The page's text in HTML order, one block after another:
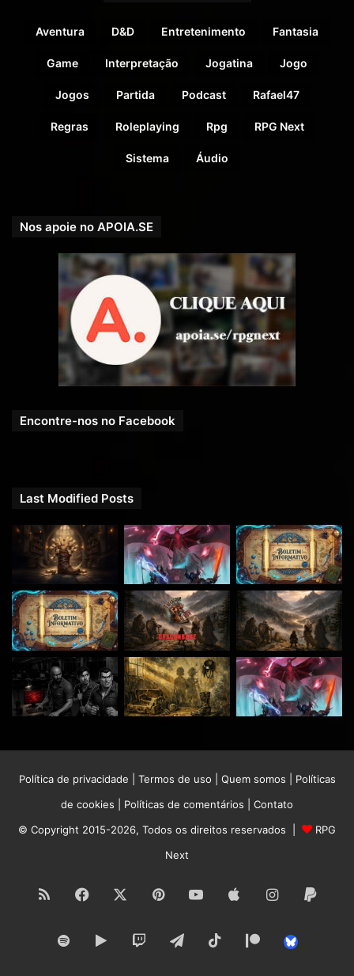
Aventura D&D Entretenimento Fantasia
Game Interpretação Jogatina Jogo
Jogos Partida Podcast Rafael47
Regras Roleplaying Rpg RPG Next
Sistema Áudio
Nos apoie no APOIA.SE
Encontre-nos no Facebook
Last Modified Posts
Política de privacidade Termos de uso Quem somos
Políticas
de cookies
Políticas de comentários
Contato
© Copyright 2015-2026, Todos os direitos reservados |
RPG
Next
RSS Facebook PinterestYouTubeAppleInstagram
SpotifyGoogle TwitchTelegramTikTokPatreon